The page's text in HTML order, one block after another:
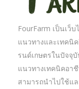
FourFarm เป็นเว็
แนวทางและเทคนิ
รนด์เกษตรในปัจจุ
แนวทางเทคนิคอา
สามารถนำไปใช้แ